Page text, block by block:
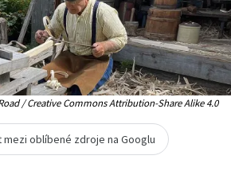
/ Creative Commons Attribution-Share Alike 4.0
mezi oblíbené zdroje na Googlu